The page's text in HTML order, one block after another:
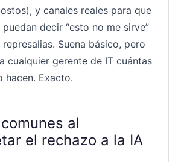
y canales reales para que
decir “esto no me sirve”
Suena básico, pero
cualquier gerente de IT cuántas
hacen. Exacto.
al
el rechazo a la IA